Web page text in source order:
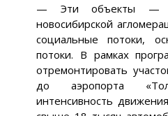
— Эти объекты —
новосибирской
социальные потоки,
потоки. В рамках
отремонтировать
до аэропорта
интенсивность